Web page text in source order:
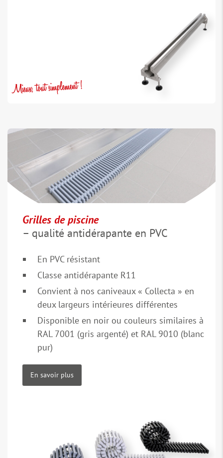
Grilles de piscine
– qualité antidérapante en PVC
En PVC résistant
Classe antidérapante R11
Convient à nos caniveaux « Collecta » en
deux largeurs intérieures différentes
Disponible en noir ou couleurs similaires à
RAL 7001 (gris argenté) et RAL 9010 (blanc
pur)
En savoir plus